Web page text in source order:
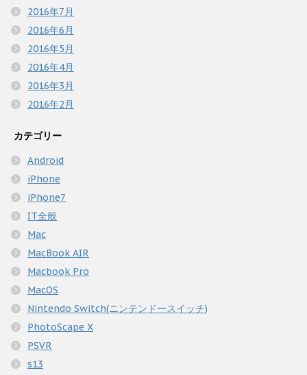
2016年7月
2016年6月
2016年5月
2016年4月
2016年3月
2016年2月
カテゴリー
Android
iPhone
iPhone7
IT全般
Mac
MacBook AIR
Macbook Pro
MacOS
Nintendo Switch(ニンテンドースイッチ)
PhotoScape X
PSVR
s13